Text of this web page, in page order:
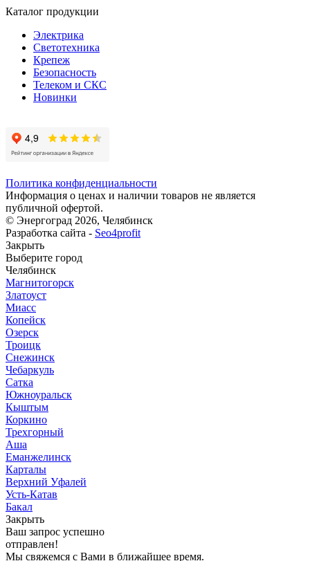
Каталог продукции
Электрика
Светотехника
Крепеж
Безопасность
Телеком и СКС
Новинки
Политика конфиденциальности
Информация о ценах и наличии товаров не является
публичной офертой.
© Энергоград 2026, Челябинск
Разработка сайта - Seo4profit
Закрыть
Выберите город
Челябинск
Магнитогорск
Златоуст
Миасс
Копейск
Озерск
Троицк
Снежинск
Чебаркуль
Сатка
Южноуральск
Кыштым
Коркино
Трехгорный
Аша
Еманжелинск
Карталы
Верхний Уфалей
Усть-Катав
Бакал
Закрыть
Ваш запрос успешно
отправлен!
Мы свяжемся с Вами в ближайшее время.